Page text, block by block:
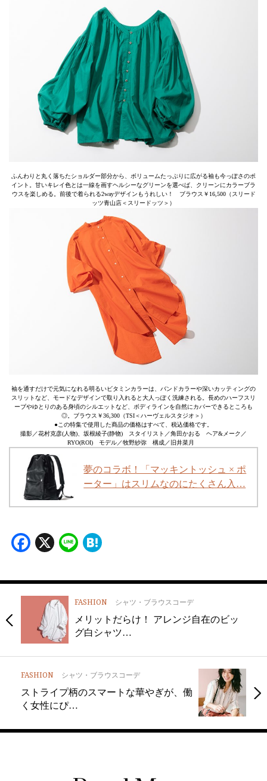
ふんわりと丸く落ちたショルダー部分から、ボリュームたっぷりに広がる袖も今っぽさのポ
イント。甘いキレイ色とは一線を画すヘルシーなグリーンを選べば、クリーンにカラーブラ
ウスを楽しめる。前後で着られる2wayデザインもうれしい！ ブラウス￥16,500（スリード
ッツ青山店＜スリードッツ＞）
袖を通すだけで元気になれる明るいビタミンカラーは、バンドカラーや深いカッティングの
スリットなど、モードなデザインで取り入れると大人っぽく洗練される。長めのハーフスリ
ーブやゆとりのある身頃のシルエットなど、ボディラインを自然にカバーできるところも
◎。ブラウス￥36,300（TSI＜ハーヴェルスタジオ＞）
●この特集で使用した商品の価格はすべて、税込価格です。
撮影／花村克彦(人物)、坂根綾子(静物) スタイリスト／角田かおる ヘア&メーク／
RYO(ROI) モデル／牧野紗弥 構成／旧井菜月
夢のコラボ！「マッキントッシュ × ポ
ーター」はスリムなのにたくさん入…
Facebook
X Line
FASHION シャツ・ブラウスコーデ
メリットだらけ！ アレンジ自在のビッ
グ白シャツ…
FASHION シャツ・ブラウスコーデ
ストライプ柄のスマートな華やぎが、働
く女性にぴ…